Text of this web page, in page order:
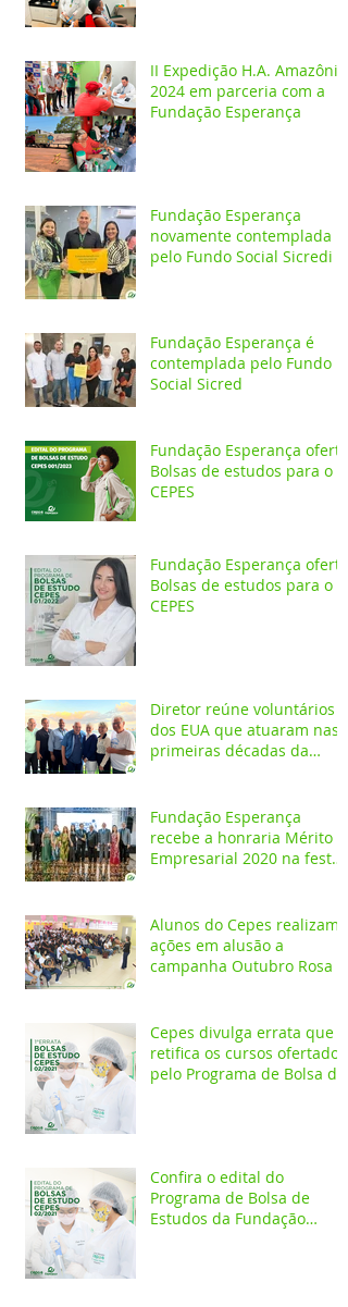
II Expedição H.A. Amazônia
2024 em parceria com a
Fundação Esperança
Fundação Esperança
novamente contemplada
pelo Fundo Social Sicredi
Fundação Esperança é
contemplada pelo Fundo
Social Sicred
Fundação Esperança oferta
Bolsas de estudos para o
CEPES
Fundação Esperança oferta
Bolsas de estudos para o
CEPES
Diretor reúne voluntários
dos EUA que atuaram nas
primeiras décadas da
Fundação Esperança
recebe a honraria Mérito
Empresarial 2020 na festa
Alunos do Cepes realizam
ações em alusão a
campanha Outubro Rosa
Cepes divulga errata que
retifica os cursos ofertados
pelo Programa de Bolsa de
Confira o edital do
Programa de Bolsa de
Estudos da Fundação